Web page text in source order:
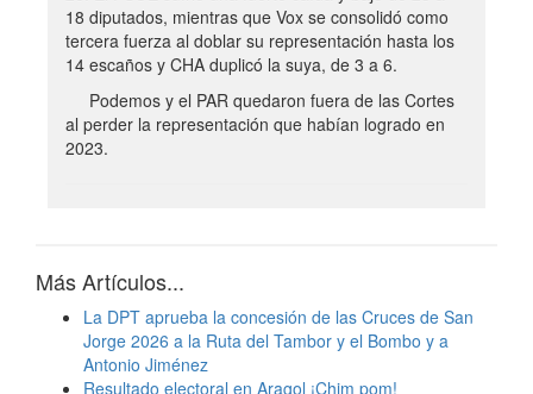
18 diputados, mientras que Vox se consolidó como
tercera fuerza al doblar su representación hasta los
14 escaños y CHA duplicó la suya, de 3 a 6.
Podemos y el PAR quedaron fuera de las Cortes
al perder la representación que habían logrado en
2023.
Más Artículos...
La DPT aprueba la concesión de las Cruces de San
Jorge 2026 a la Ruta del Tambor y el Bombo y a
Antonio Jiménez
Resultado electoral en Aragol ¡Chim pom!